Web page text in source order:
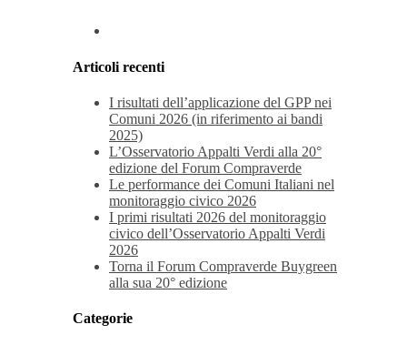
Articoli recenti
I risultati dell’applicazione del GPP nei
Comuni 2026 (in riferimento ai bandi
2025)
L’Osservatorio Appalti Verdi alla 20°
edizione del Forum Compraverde
Le performance dei Comuni Italiani nel
monitoraggio civico 2026
I primi risultati 2026 del monitoraggio
civico dell’Osservatorio Appalti Verdi
2026
Torna il Forum Compraverde Buygreen
alla sua 20° edizione
Categorie